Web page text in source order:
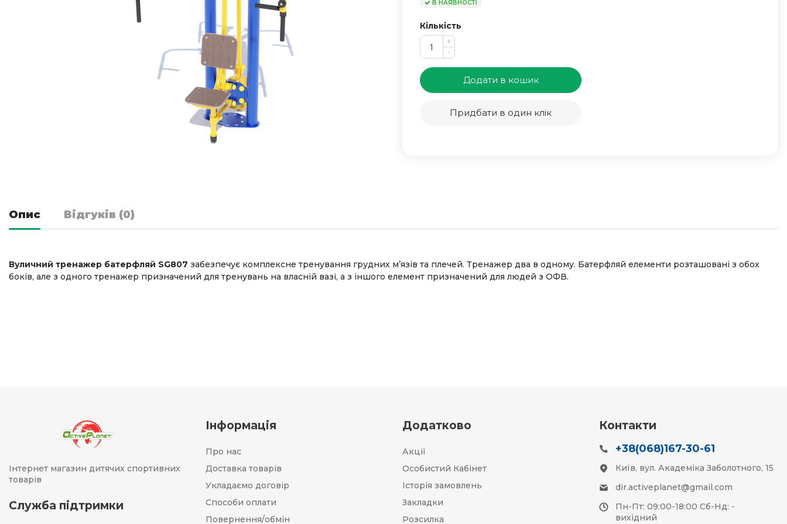
В НАЯВНОСТІ
Кількість
+
-
Додати в кошик
Придбати в один клік
Опис Відгуків (0)
Вуличний тренажер батерфляй SG807 забезпечує комплексне тренування грудних м’язів та плечей. Тренажер два в одному. Батерфляй елементи розташовані з обох
боків, але з одного тренажер призначений для тренувань на власній вазі, а з іншого елемент призначений для людей з ОФВ.
Інтернет магазин дитячих спортивних
товарів
Служба підтримки
Інформація
Про нас
Доставка товарів
Укладаємо договір
Способи оплати
Повернення/обмін
Додатково
Акції
Особистий Кабінет
Історія замовлень
Закладки
Розсилка
Контакти
+38(068)167-30-61
Київ, вул. Академіка Заболотного, 15
dir.activeplanet@gmail.com
Пн-Пт: 09:00-18:00 Сб-Нд: -
вихідний